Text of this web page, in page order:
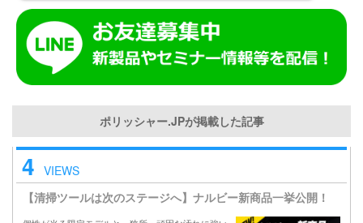
ポリッシャー.JPが掲載した記事
4 VIEWS
【清掃ツールは次のステージへ】ナルビー新商品一挙公開！